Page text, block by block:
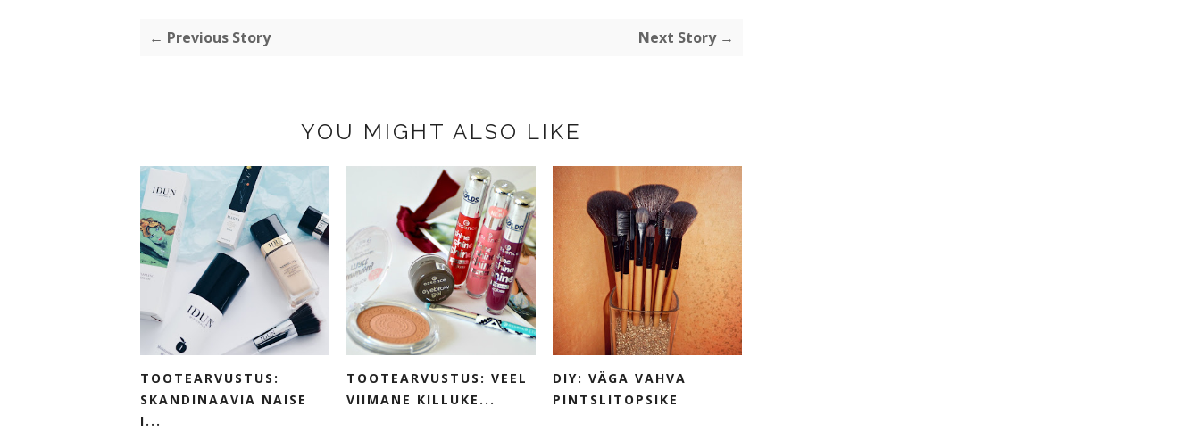
← Previous Story Next Story →
YOU MIGHT ALSO LIKE
TOOTEARVUSTUS:
SKANDINAAVIA NAISE
I...
TOOTEARVUSTUS: VEEL
VIIMANE KILLUKE...
DIY: VÄGA VAHVA
PINTSLITOPSIKE